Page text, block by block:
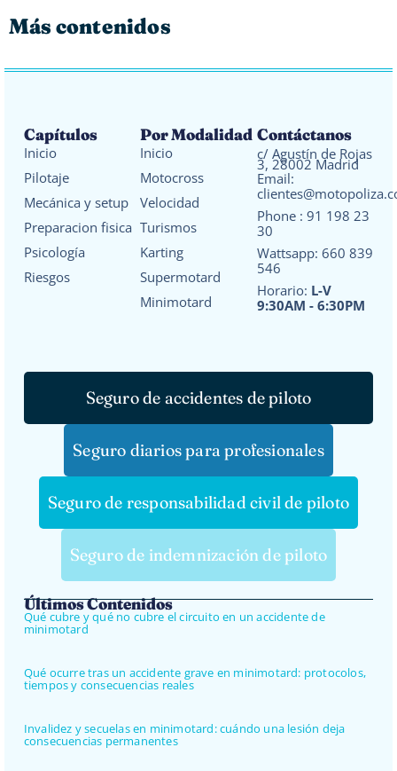
Más contenidos
Capítulos
Inicio
Pilotaje
Mecánica y setup
Preparacion fisica
Psicología
Riesgos
Por Modalidad
Inicio
Motocross
Velocidad
Turismos
Karting
Supermotard
Minimotard
Contáctanos
c/ Agustín de Rojas
3, 28002 Madrid
Email:
Phone : 91 198 23
30
Wattsapp: 660 839
546
Horario: L-V
9:30AM - 6:30PM
Seguro de accidentes de piloto
Seguro diarios para profesionales
Seguro de responsabilidad civil de piloto
Seguro de indemnización de piloto
Últimos Contenidos
Qué cubre y qué no cubre el circuito en un accidente de
minimotard
Qué ocurre tras un accidente grave en minimotard: protocolos,
tiempos y consecuencias reales
Invalidez y secuelas en minimotard: cuándo una lesión deja
consecuencias permanentes